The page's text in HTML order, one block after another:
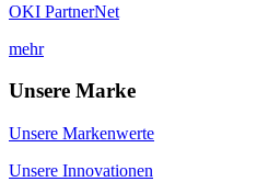
OKI PartnerNet
mehr
Unsere Marke
Unsere Markenwerte
Unsere Innovationen